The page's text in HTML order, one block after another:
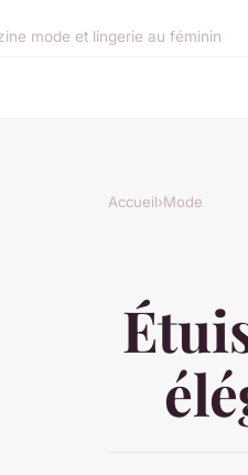
mode et lingerie au féminin
Accueil›Mode